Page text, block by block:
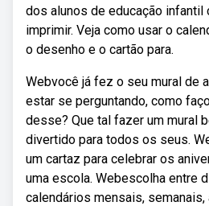
dos alunos de educação infantil
imprimir. Veja como usar o
o desenho e o cartão para.
Webvocê já fez o seu mural de
estar se perguntando, como
desse? Que tal fazer um mural
divertido para todos os seus.
um cartaz para celebrar os
uma escola. Webescolha entre
calendários mensais, semanais,